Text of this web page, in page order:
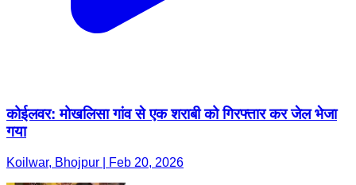
कोईलवर: मोखलिसा गांव से एक शराबी को गिरफ्तार कर जेल भेजा
गया
Koilwar, Bhojpur | Feb 20, 2026